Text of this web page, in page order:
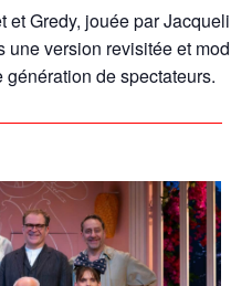
Gredy, jouée par Jacqueline
une version revisitée et
de spectateurs.